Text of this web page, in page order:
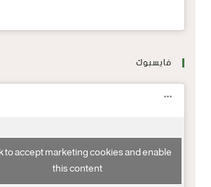
فايسبوك
to accept marketing cookies and enable
this content